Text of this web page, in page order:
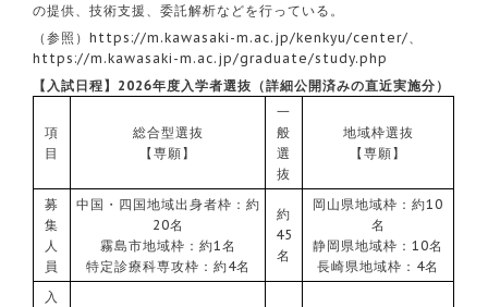
の提供、技術支援、委託解析などを行っている。
（参照）https://m.kawasaki-m.ac.jp/kenkyu/center/、
https://m.kawasaki-m.ac.jp/graduate/study.php
【入試日程】2026年度入学者選抜（詳細公開済みの直近実施分）
項
目
総合型選抜
【専願】
一
般
選
抜
地域枠選抜
【専願】
募
集
人
員
中国・四国地域出身者枠：約
20名
霧島市地域枠：約1名
特定診療科専攻枠：約4名
約
45
名
岡山県地域枠：約10
名
静岡県地域枠：10名
長崎県地域枠：4名
入